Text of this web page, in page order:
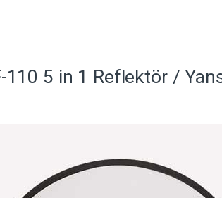
110 5 in 1 Reflektör /